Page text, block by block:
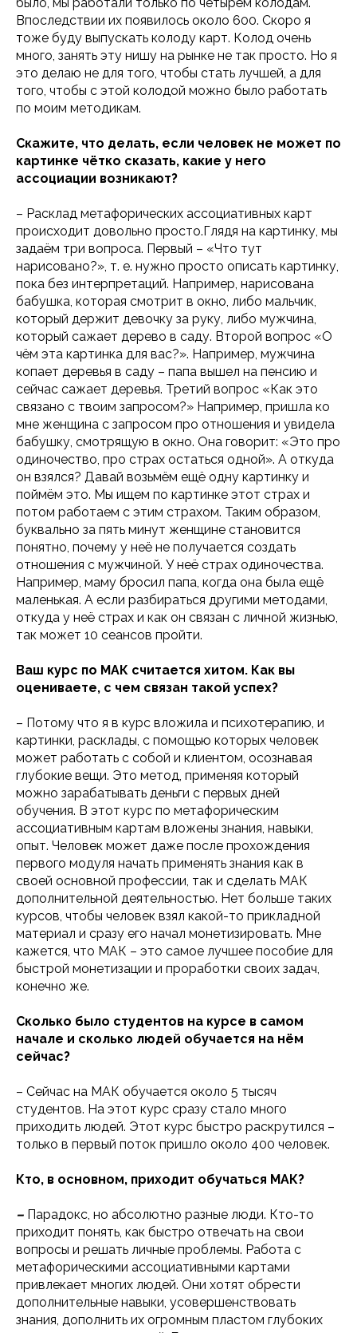
Впоследствии их появилось около 600. Скоро я
тоже буду выпускать колоду карт. Колод очень
много, занять эту нишу на рынке не так просто. Но я
это делаю не для того, чтобы стать лучшей, а для
того, чтобы с этой колодой можно было работать
по моим методикам.
Скажите, что делать, если человек не может по
картинке чётко сказать, какие у него
ассоциации возникают?
– Расклад метафорических ассоциативных карт
происходит довольно просто.Глядя на картинку, мы
задаём три вопроса. Первый – «Что тут
нарисовано?», т. е. нужно просто описать картинку,
пока без интерпретаций. Например, нарисована
бабушка, которая смотрит в окно, либо мальчик,
который держит девочку за руку, либо мужчина,
который сажает дерево в саду. Второй вопрос «О
чём эта картинка для вас?». Например, мужчина
копает деревья в саду – папа вышел на пенсию и
сейчас сажает деревья. Третий вопрос «Как это
связано с твоим запросом?» Например, пришла ко
мне женщина с запросом про отношения и увидела
бабушку, смотрящую в окно. Она говорит: «Это про
одиночество, про страх остаться одной». А откуда
он взялся? Давай возьмём ещё одну картинку и
поймём это. Мы ищем по картинке этот страх и
потом работаем с этим страхом. Таким образом,
буквально за пять минут женщине становится
понятно, почему у неё не получается создать
отношения с мужчиной. У неё страх одиночества.
Например, маму бросил папа, когда она была ещё
маленькая. А если разбираться другими методами,
откуда у неё страх и как он связан с личной жизнью,
так может 10 сеансов пройти.
Ваш курс по МАК считается хитом. Как вы
оцениваете, с чем связан такой успех?
– Потому что я в курс вложила и психотерапию, и
картинки, расклады, с помощью которых человек
может работать с собой и клиентом, осознавая
глубокие вещи. Это метод, применяя который
можно зарабатывать деньги с первых дней
обучения. В этот курс по метафорическим
ассоциативным картам вложены знания, навыки,
опыт. Человек может даже после прохождения
первого модуля начать применять знания как в
своей основной профессии, так и сделать МАК
дополнительной деятельностью. Нет больше таких
курсов, чтобы человек взял какой-то прикладной
материал и сразу его начал монетизировать. Мне
кажется, что МАК – это самое лучшее пособие для
быстрой монетизации и проработки своих задач,
конечно же.
Сколько было студентов на курсе в самом
начале и сколько людей обучается на нём
сейчас?
– Сейчас на МАК обучается около 5 тысяч
студентов. На этот курс сразу стало много
приходить людей. Этот курс быстро раскрутился –
только в первый поток пришло около 400 человек.
Кто, в основном, приходит обучаться МАК?
– Парадокс, но абсолютно разные люди. Кто-то
приходит понять, как быстро отвечать на свои
вопросы и решать личные проблемы. Работа с
метафорическими ассоциативными картами
привлекает многих людей. Они хотят обрести
дополнительные навыки, усовершенствовать
знания, дополнить их огромным пластом глубоких